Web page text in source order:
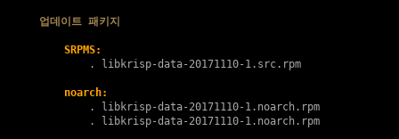
업데이트 패키지
SRPMS:
        .
libkrisp-data-20171110-1.src.rpm
noarch:
        .
libkrisp-data-20171110-1.noarch.rpm
        .
libkrisp-data-20171110-1.noarch.rpm